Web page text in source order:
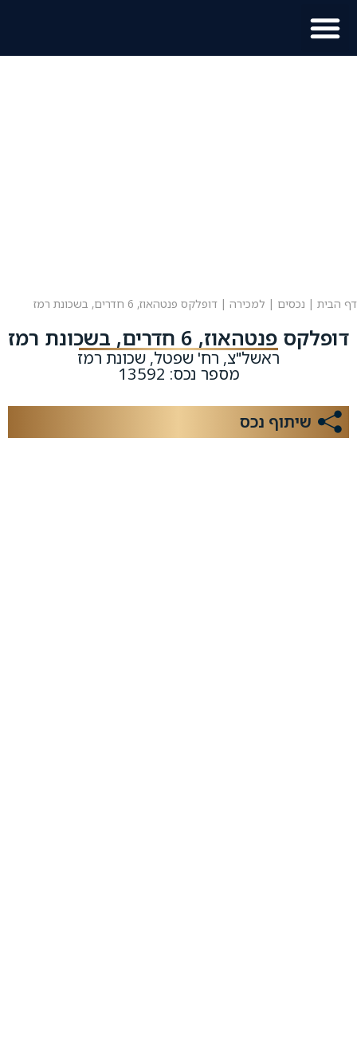
דף הבית | נכסים | למכירה | דופלקס פנטהאוז, 6 חדרים, בשכונת רמז
דופלקס פנטהאוז, 6 חדרים, בשכונת רמז
ראשל"צ, רח' שפטל, שכונת רמז
מספר נכס: 13592
שיתוף נכס